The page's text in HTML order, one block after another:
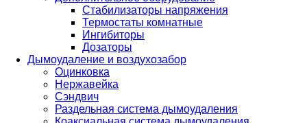
Стабилизаторы напряжения
Термостаты комнатные
Ингибиторы
Дозаторы
Дымоудаление и воздухозабор
Оцинковка
Нержавейка
Сэндвич
Раздельная система дымоудаления